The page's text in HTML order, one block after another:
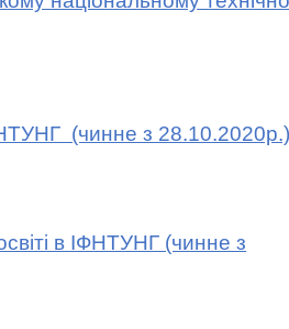
(чинне з 28.10.2020р.)
в ІФНТУНГ (чинне з